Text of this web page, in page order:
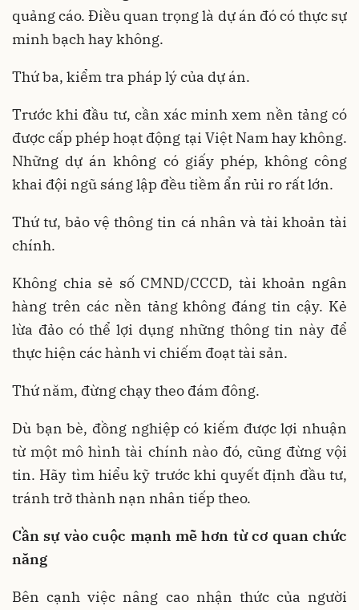
quảng cáo. Điều quan trọng là dự án đó có thực sự
minh bạch hay không.
Thứ ba, kiểm tra pháp lý của dự án.
Trước khi đầu tư, cần xác minh xem nền tảng có
được cấp phép hoạt động tại Việt Nam hay không.
Những dự án không có giấy phép, không công
khai đội ngũ sáng lập đều tiềm ẩn rủi ro rất lớn.
Thứ tư, bảo vệ thông tin cá nhân và tài khoản tài
chính.
Không chia sẻ số CMND/CCCD, tài khoản ngân
hàng trên các nền tảng không đáng tin cậy. Kẻ
lừa đảo có thể lợi dụng những thông tin này để
thực hiện các hành vi chiếm đoạt tài sản.
Thứ năm, đừng chạy theo đám đông.
Dù bạn bè, đồng nghiệp có kiếm được lợi nhuận
từ một mô hình tài chính nào đó, cũng đừng vội
tin. Hãy tìm hiểu kỹ trước khi quyết định đầu tư,
tránh trở thành nạn nhân tiếp theo.
Cần sự vào cuộc mạnh mẽ hơn từ cơ quan chức
năng
Bên cạnh việc nâng cao nhận thức của người